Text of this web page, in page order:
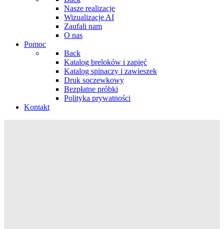
Nasze realizacje
Wizualizacje AI
Zaufali nam
O nas
Pomoc
Back
Katalog breloków i zapięć
Katalog spinaczy i zawieszek
Druk soczewkowy
Bezpłatne próbki
Polityka prywatności
Kontakt